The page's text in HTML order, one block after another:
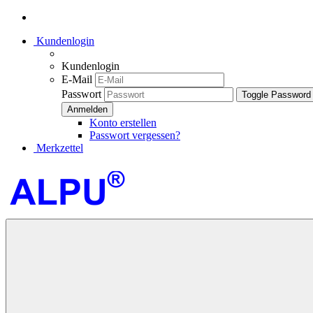
Kundenlogin
Kundenlogin
E-Mail
Passwort
Toggle
Konto erstellen
Passwort vergessen?
Merkzettel